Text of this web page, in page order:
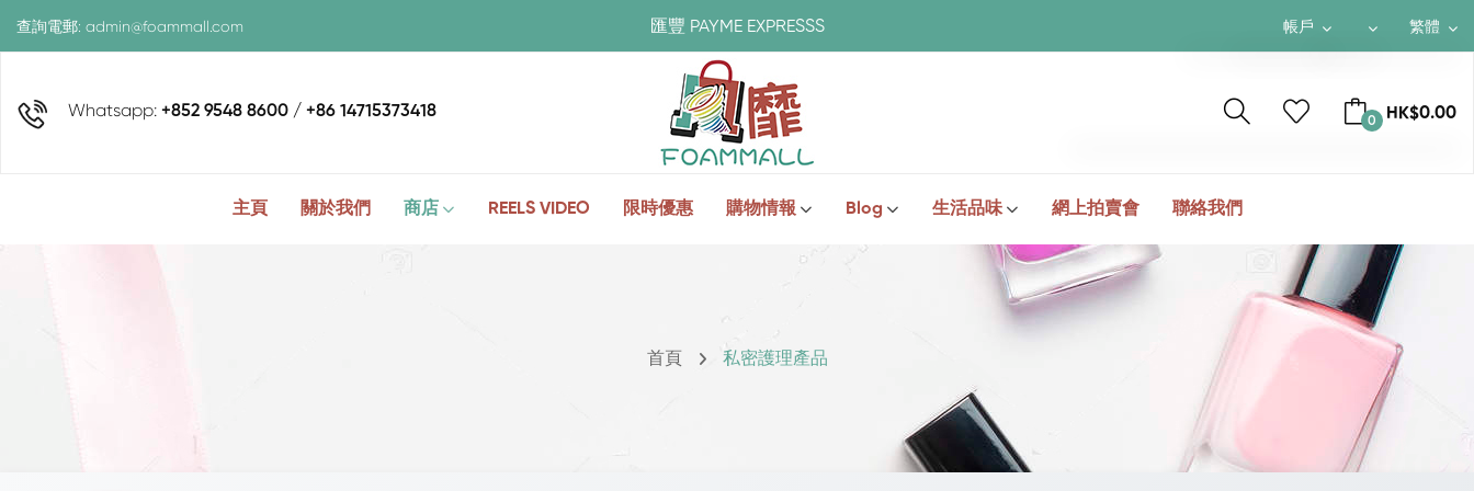
查詢電郵: admin@foammall.com 匯豐 PAYME EXPRESSS 帳戶
¥ RMB
繁體
簡体
Whatsapp: +852 9548 8600 / +86 14715373418
0 HK$0.00
TOTAL
主頁 關於我們 商店 REELS VIDEO 限時優惠 購物情報 Blog 生活品味 網上拍賣會 聯絡我們
首頁 私密護理產品